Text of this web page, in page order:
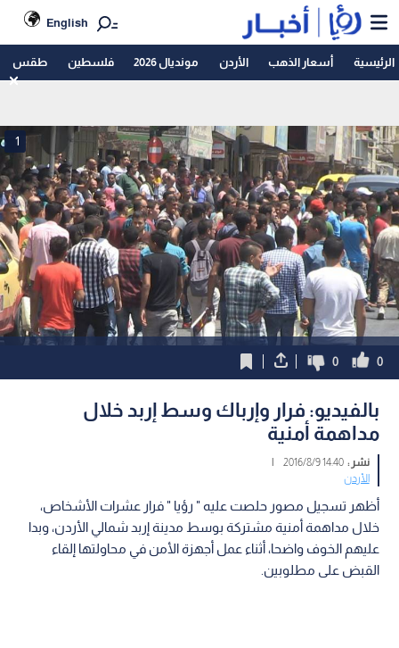
English
الرئيسية أسعار الذهب الأردن مونديال 2026 فلسطين طقس
1
0
0
بالفيديو: فرار وإرباك وسط إربد خلال
مداهمة أمنية
نشر :14:40 2016/8/9
|
الأردن
أظهر تسجيل مصور حلصت عليه " رؤيا " فرار عشرات الأشخاص،
خلال مداهمة أمنية مشتركة بوسط مدينة إربد شمالي الأردن، وبدا
عليهم الخوف واضحا، أثناء عمل أجهزة الأمن في محاولتها إلقاء
القبض على مطلوبين.